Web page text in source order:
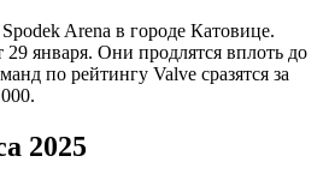
Arena в городе Катовице.
29 января. Они продлятся вплоть до
по рейтингу Valve сразятся за
2025